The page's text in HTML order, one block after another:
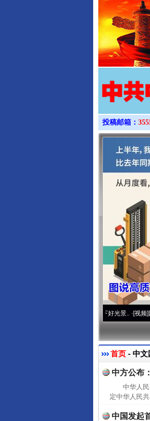
投稿邮箱：
使命 奋进复兴征程丨宝塔山下好光景..·[视频]因党而
首页 - 中文
中方公布
中华人
定中华人民
中国发起